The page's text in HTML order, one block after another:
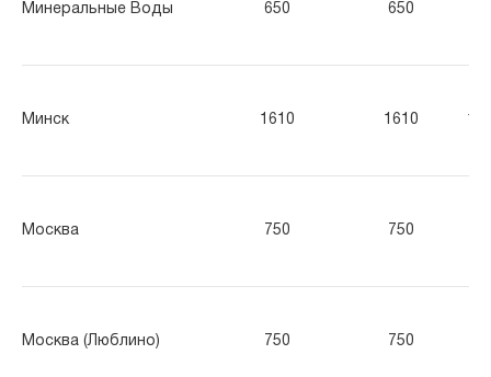
Минеральные Воды 650 650
Минск 1610 1610
Москва 750 750
Москва (Люблино) 750 750